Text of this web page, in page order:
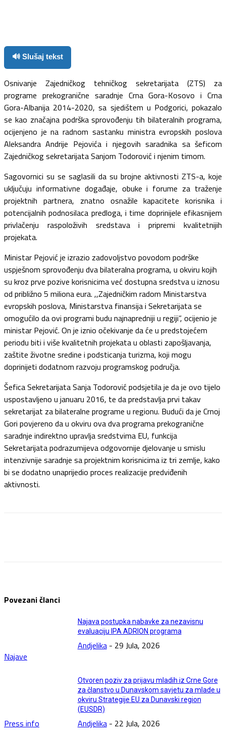
🔊 Slušaj tekst
Osnivanje Zajedničkog tehničkog sekretarijata (ZTS) za
programe prekogranične saradnje Crna Gora-Kosovo i Crna
Gora-Albanija 2014-2020, sa sjedištem u Podgorici, pokazalo
se kao značajna podrška sprovođenju tih bilateralnih programa,
ocijenjeno je na radnom sastanku ministra evropskih poslova
Aleksandra Andrije Pejovića i njegovih saradnika sa šeficom
Zajedničkog sekretarijata Sanjom Todorović i njenim timom.
Sagovornici su se saglasili da su brojne aktivnosti ZTS-a, koje
uključuju informativne događaje, obuke i forume za traženje
projektnih partnera, znatno osnažile kapacitete korisnika i
potencijalnih podnosilaca predloga, i time doprinijele efikasnijem
privlačenju raspoloživih sredstava i pripremi kvalitetnijih
projekata.
Ministar Pejović je izrazio zadovoljstvo povodom podrške
uspješnom sprovođenju dva bilateralna programa, u okviru kojih
su kroz prve pozive korisnicima već dostupna sredstva u iznosu
od približno 5 miliona eura. ,,Zajedničkim radom Ministarstva
evropskih poslova, Ministarstva finansija i Sekretarijata se
omogućilo da ovi programi budu najnapredniji u regiji”, ocijenio je
ministar Pejović. On je iznio očekivanje da će u predstojećem
periodu biti i više kvalitetnih projekata u oblasti zapošljavanja,
zaštite životne sredine i podsticanja turizma, koji mogu
doprinijeti dodatnom razvoju programskog područja.
Šefica Sekretarijata Sanja Todorović podsjetila je da je ovo tijelo
uspostavljeno u januaru 2016, te da predstavlja prvi takav
sekretarijat za bilateralne programe u regionu. Budući da je Crnoj
Gori povjereno da u okviru ova dva programa prekogranične
saradnje indirektno upravlja sredstvima EU, funkcija
Sekretarijata podrazumijeva odgovornije djelovanje u smislu
intenzivnije saradnje sa projektnim korisnicima iz tri zemlje, kako
bi se dodatno unaprijedio proces realizacije predviđenih
aktivnosti.
Povezani članci
Najave
Najava postupka nabavke za nezavisnu
evaluaciju IPA ADRION programa
Andjelika - 29 Jula, 2026
Press info
Otvoren poziv za prijavu mladih iz Crne Gore
za članstvo u Dunavskom savjetu za mlade u
okviru Strategije EU za Dunavski region
(EUSDR)
Andjelika - 22 Jula, 2026